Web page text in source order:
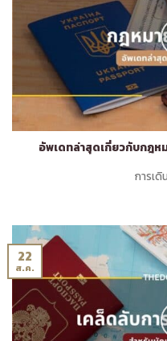
อัพเดทล่าสุดเกี่ยวกับกฎ
การเดิ
22
ส.ค.